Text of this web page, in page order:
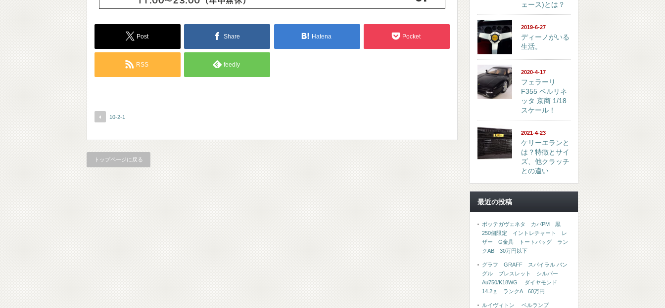
Post Share Hatena Pocket
RSS feedly
10-2-1
トップページに戻る
ェース)とは？
2019-6-27
ディーノがいる
生活。
2020-4-17
フェラーリ
F355 ベルリネ
ッタ 京商 1/18
スケール！
2021-4-23
ケリーエランと
は？特徴とサイ
ズ、他クラッチ
との違い
最近の投稿
ボッテガヴェネタ カバPM 黒
250個限定 イントレチャート レ
ザー G金具 トートバッグ ラン
クAB 30万円以下
グラフ GRAFF スパイラル バン
グル ブレスレット シルバー
Au750/K18WG ダイヤモンド
14.2ｇ ランクA 60万円
ルイヴィトン ベルランプ